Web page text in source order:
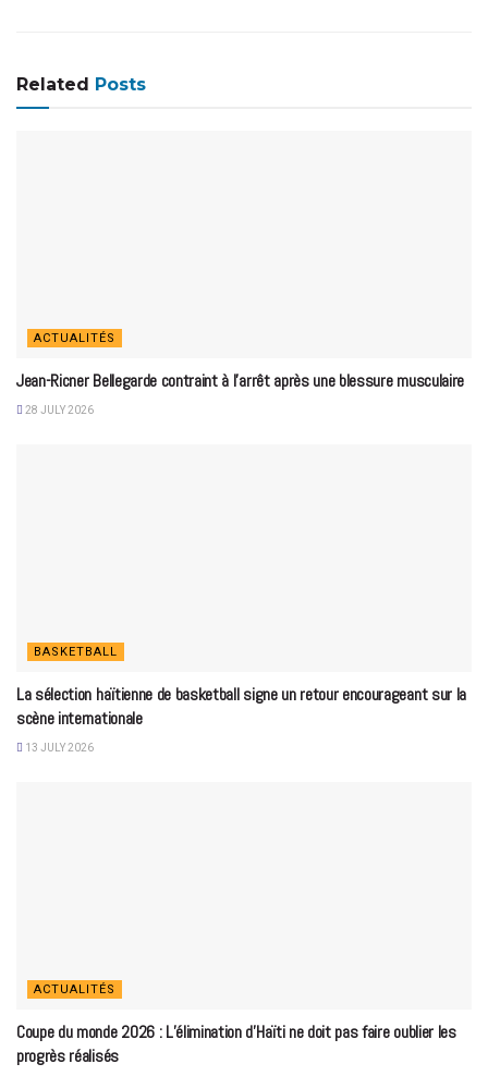
Related Posts
ACTUALITÉS
Jean-Ricner Bellegarde contraint à l’arrêt après une blessure musculaire
28 JULY 2026
BASKETBALL
La sélection haïtienne de basketball signe un retour encourageant sur la
scène internationale
13 JULY 2026
ACTUALITÉS
Coupe du monde 2026 : L’élimination d’Haïti ne doit pas faire oublier les
progrès réalisés